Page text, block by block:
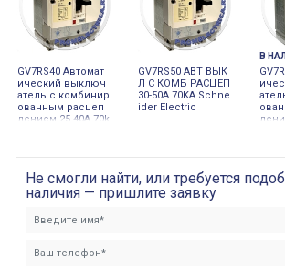
GV7RS40 Автомат
ический выключ
атель с комбинир
ованным расцеп
лением 25-40А 70k
GV7RS50 АВТ ВЫК
Л С КОМБ РАСЦЕП
30-50A 70KA Schne
ider Electric
В
Не смогли найти, или требуется
наличия — пришлите заявку